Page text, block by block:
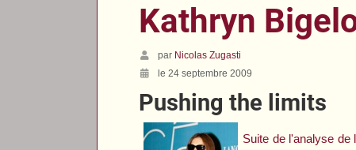
Kathryn
par Nicolas Zugasti
le 24 septembre 2009
Pushing the limits
Suite de l'analyse de